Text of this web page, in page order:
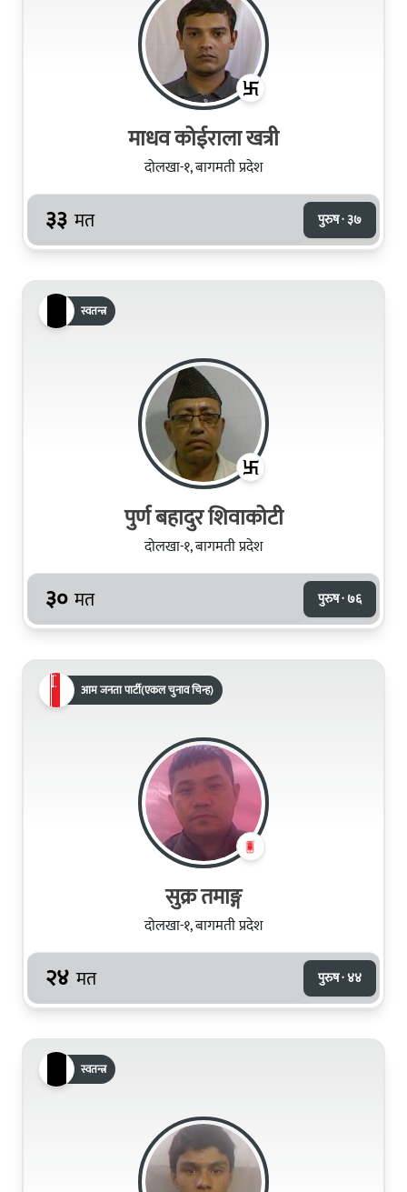
माधव कोईराला खत्री
दोलखा-१, बागमती प्रदेश
३३ मत पुरुष · ३७
स्वतन्त्र
पुर्ण बहादुर शिवाकोटी
दोलखा-१, बागमती प्रदेश
३० मत पुरुष · ७६
आम जनता पार्टी(एकल चुनाव चिन्ह)
सुक्र तमाङ्ग
दोलखा-१, बागमती प्रदेश
२४ मत पुरुष · ४४
स्वतन्त्र